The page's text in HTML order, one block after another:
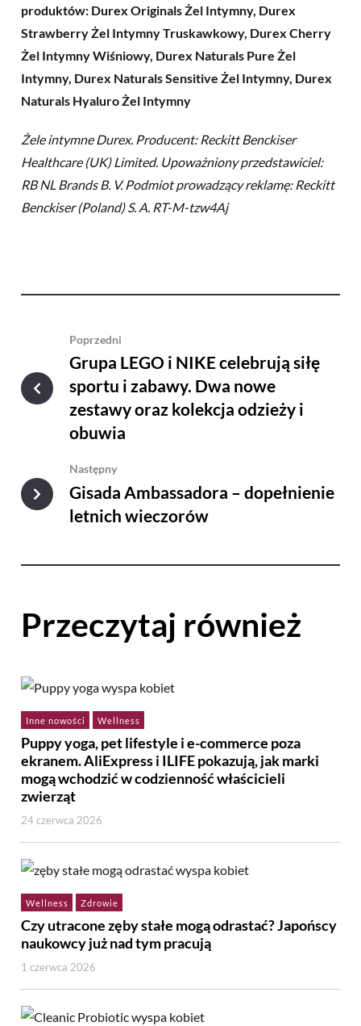
produktów: Durex Originals Żel Intymny, Durex
Strawberry Żel Intymny Truskawkowy, Durex Cherry
Żel Intymny Wiśniowy, Durex Naturals Pure Żel
Intymny, Durex Naturals Sensitive Żel Intymny, Durex
Naturals Hyaluro Żel Intymny
Żele intymne Durex. Producent: Reckitt Benckiser
Healthcare (UK) Limited. Upoważniony przedstawiciel:
RB NL Brands B. V. Podmiot prowadzący reklamę: Reckitt
Benckiser (Poland) S. A. RT-M-tzw4Aj
Poprzedni
Grupa LEGO i NIKE celebrują siłę
sportu i zabawy. Dwa nowe
zestawy oraz kolekcja odzieży i
obuwia
Następny
Gisada Ambassadora – dopełnienie
letnich wieczorów
Przeczytaj również
Inne nowości Wellness
Puppy yoga, pet lifestyle i e-commerce poza
ekranem. AliExpress i ILIFE pokazują, jak marki
mogą wchodzić w codzienność właścicieli
zwierząt
24 czerwca 2026
Wellness Zdrowie
Czy utracone zęby stałe mogą odrastać? Japońscy
naukowcy już nad tym pracują
1 czerwca 2026